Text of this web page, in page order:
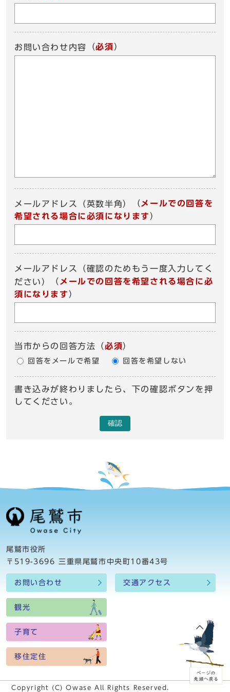
お問い合わせ内容 （必須）
メールアドレス（英数半角） （ メールでの回答を
希望される場合に必須になります ）
メールアドレス（確認のためもう一度入力してく
ださい）
（ メールでの回答を希望される場合に必
須になります ）
当市からの回答方法 （必須）
回答をメールで希望 回答を希望しない
書き込みが終わりましたら、下の確認ボタンを押
してください。
確認
尾鷲市役所
〒519-3696 三重県尾鷲市中央町10番43号
お問い合わせ 交通アクセス
観光
子育て
移住定住
Copyright (C) Owase All Rights Reserved.